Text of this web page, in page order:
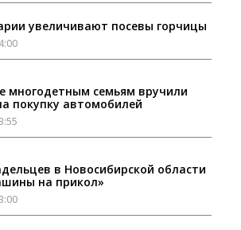
увеличивают посевы горчицы
многодетным семьям вручили
покупку автомобилей
в Новосибирской области
на прикол»